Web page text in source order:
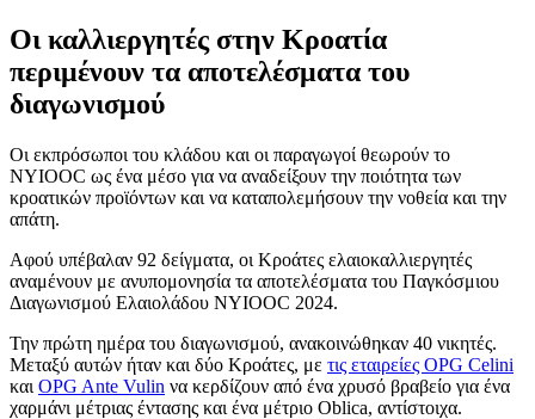
Οι καλλιεργητές στην Κροατία
περιμένουν τα αποτελέσματα του
διαγωνισμού
Οι εκπρόσωποι του κλάδου και οι παραγωγοί θεωρούν το
NYIOOC ως ένα μέσο για να αναδείξουν την ποιότητα των
κροατικών προϊόντων και να καταπολεμήσουν την νοθεία και την
απάτη.
Αφού υπέβαλαν 92 δείγματα, οι Κροάτες ελαιοκαλλιεργητές
αναμένουν με ανυπομονησία τα αποτελέσματα του Παγκόσμιου
Διαγωνισμού Ελαιολάδου NYIOOC 2024.
Την πρώτη ημέρα του διαγωνισμού, ανακοινώθηκαν 40 νικητές.
Μεταξύ αυτών ήταν και δύο Κροάτες, με τις εταιρείες OPG Celini
και OPG Ante Vulin να κερδίζουν από ένα χρυσό βραβείο για ένα
χαρμάνι μέτριας έντασης και ένα μέτριο Oblica, αντίστοιχα.